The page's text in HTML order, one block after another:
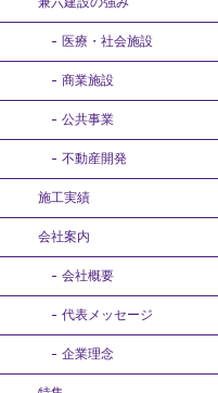
医療・社会施設
商業施設
公共事業
不動産開発
施工実績
会社案内
会社概要
代表メッセージ
企業理念